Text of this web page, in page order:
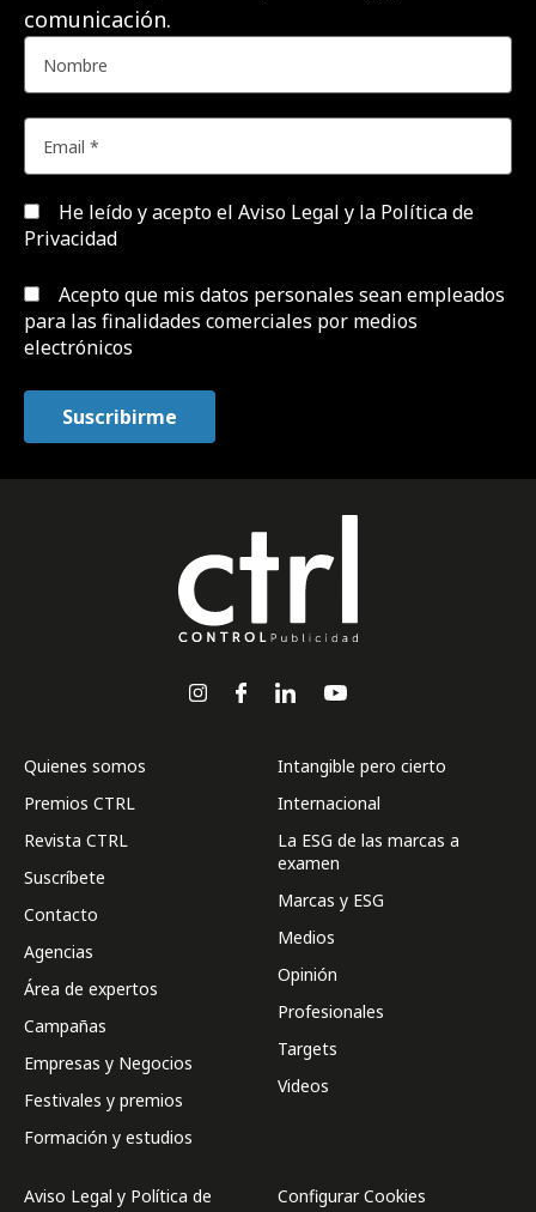
comunicación.
He leído y acepto el Aviso Legal y la Política de
Privacidad
Acepto que mis datos personales sean empleados
para las finalidades comerciales por medios
electrónicos
Quienes somos
Premios CTRL
Revista CTRL
Suscríbete
Contacto
Agencias
Área de expertos
Campañas
Empresas y Negocios
Festivales y premios
Formación y estudios
Intangible pero cierto
Internacional
La ESG de las marcas a
examen
Marcas y ESG
Medios
Opinión
Profesionales
Targets
Videos
Aviso Legal y Política de
Configurar Cookies